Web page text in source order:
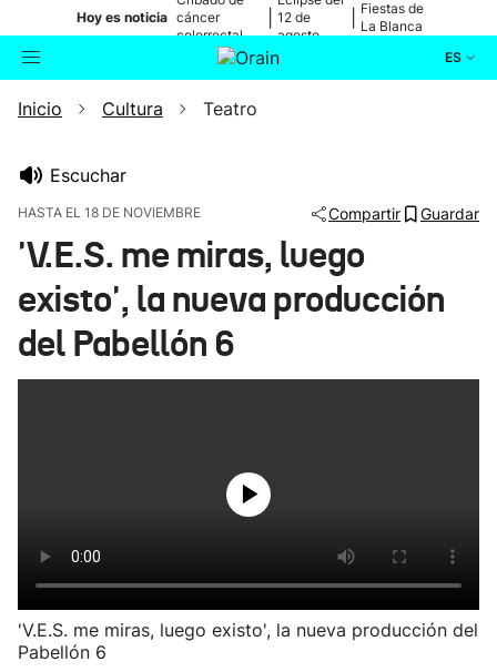
Hoy es noticia cáncer
colorrectal
12 de
agosto
Fiestas de
La Blanca
ES
Buscador Actualidad
Ikusmiran
Eguraldia
Inicio Cultura Teatro
Escuchar
HASTA EL 18 DE NOVIEMBRE Compartir Guardar
'V.E.S. me miras, luego
existo', la nueva producción
del Pabellón 6
'V.E.S. me miras, luego existo', la nueva producción del
Pabellón 6